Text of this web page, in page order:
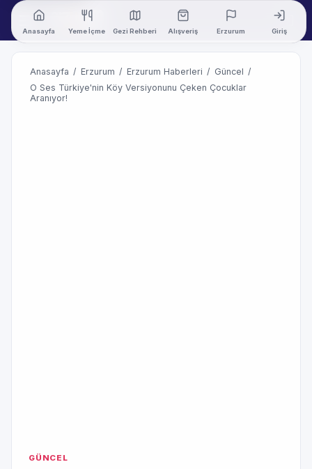
Anasayfa Yeme İçme Gezi Rehberi Alışveriş Erzurum Giriş
Anasayfa / Erzurum / Erzurum Haberleri / Güncel /
O Ses Türkiye'nin Köy Versiyonunu Çeken Çocuklar
Aranıyor!
GÜNCEL